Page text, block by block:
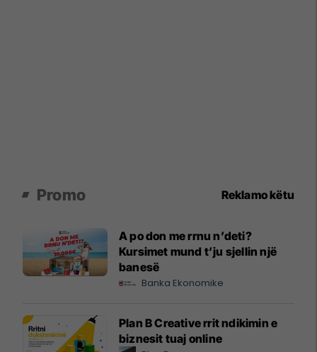
Promo Reklamo këtu
A po don me rrnu n’deti?
Kursimet mund t’ju sjellin një
banesë
Banka Ekonomike
Plan B Creative rrit ndikimin e
biznesit tuaj online